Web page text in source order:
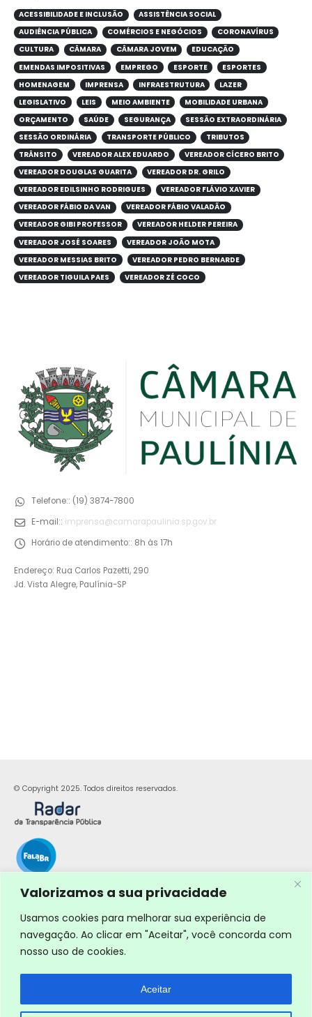
Valorizamos a sua privacidade
Usamos cookies para melhorar sua experiência de
navegação. Ao clicar em "Aceitar", você concorda com
nosso uso de cookies.
Aceitar
ACESSIBILIDADE E INCLUSÃO
ASSISTÊNCIA SOCIAL
AUDIÊNCIA PÚBLICA
COMÉRCIOS E NEGÓCIOS
CORONAVÍRUS
CULTURA
CÂMARA CÂMARA JOVEM
EDUCAÇÃO
EMENDAS IMPOSITIVAS
EMPREGO ESPORTE
ESPORTES
HOMENAGEM
IMPRENSA INFRAESTRUTURA
LAZER
LEGISLATIVO
LEIS MEIO AMBIENTE
MOBILIDADE URBANA
ORÇAMENTO
SAÚDE SEGURANÇA
SESSÃO EXTRAORDINÁRIA
SESSÃO ORDINÁRIA
TRANSPORTE PÚBLICO
TRIBUTOS
TRÂNSITO
VEREADOR ALEX EDUARDO
VEREADOR CÍCERO BRITO
VEREADOR DOUGLAS GUARITA
VEREADOR DR. GRILO
VEREADOR EDILSINHO RODRIGUES
VEREADOR FLÁVIO XAVIER
VEREADOR FÁBIO DA VAN
VEREADOR FÁBIO VALADÃO
VEREADOR GIBI PROFESSOR
VEREADOR HELDER PEREIRA
VEREADOR JOSÉ SOARES
VEREADOR JOÃO MOTA
VEREADOR MESSIAS BRITO
VEREADOR PEDRO BERNARDE
VEREADOR TIGUILA PAES
VEREADOR ZÉ COCO
Telefone:: (19) 3874-7800
E-mail:: imprensa@camarapaulinia.sp.gov.br
Horário de atendimento:: 8h às 17h
Endereço: Rua Carlos Pazetti, 290
Jd. Vista Alegre, Paulínia-SP
© Copyright 2025. Todos direitos reservados.